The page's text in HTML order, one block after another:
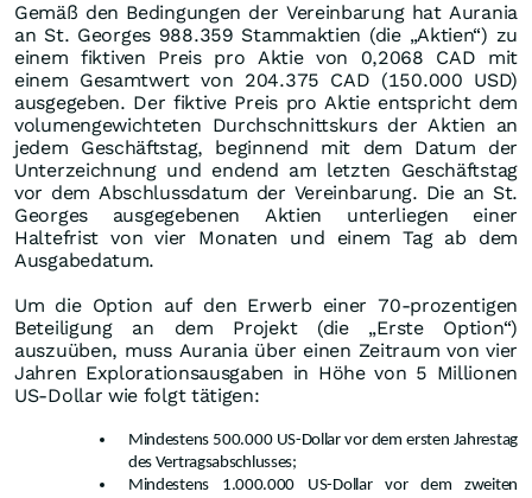
Gemäß den Bedingungen der Vereinbarung hat Aurania
an St. Georges 988.359 Stammaktien (die „Aktien“) zu
einem fiktiven Preis pro Aktie von 0,2068 CAD mit
einem Gesamtwert von 204.375 CAD (150.000 USD)
ausgegeben. Der fiktive Preis pro Aktie entspricht dem
volumengewichteten Durchschnittskurs der Aktien an
jedem Geschäftstag, beginnend mit dem Datum der
Unterzeichnung und endend am letzten Geschäftstag
vor dem Abschlussdatum der Vereinbarung. Die an St.
Georges ausgegebenen Aktien unterliegen einer
Haltefrist von vier Monaten und einem Tag ab dem
Ausgabedatum.
Um die Option auf den Erwerb einer 70-prozentigen
Beteiligung an dem Projekt (die „Erste Option“)
auszuüben, muss Aurania über einen Zeitraum von vier
Jahren Explorationsausgaben in Höhe von 5 Millionen
US-Dollar wie folgt tätigen:
Mindestens 500.000 US-Dollar vor dem ersten Jahrestag
des Vertragsabschlusses;
Mindestens 1.000.000 US-Dollar vor dem zweiten